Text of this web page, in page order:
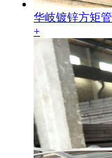
华岐镀锌方矩管
+